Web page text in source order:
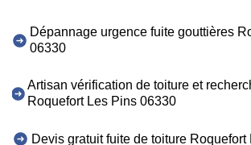
Dépannage urgence fuite gouttières
06330
Artisan vérification de toiture et
Roquefort Les Pins 06330
Devis gratuit fuite de toiture